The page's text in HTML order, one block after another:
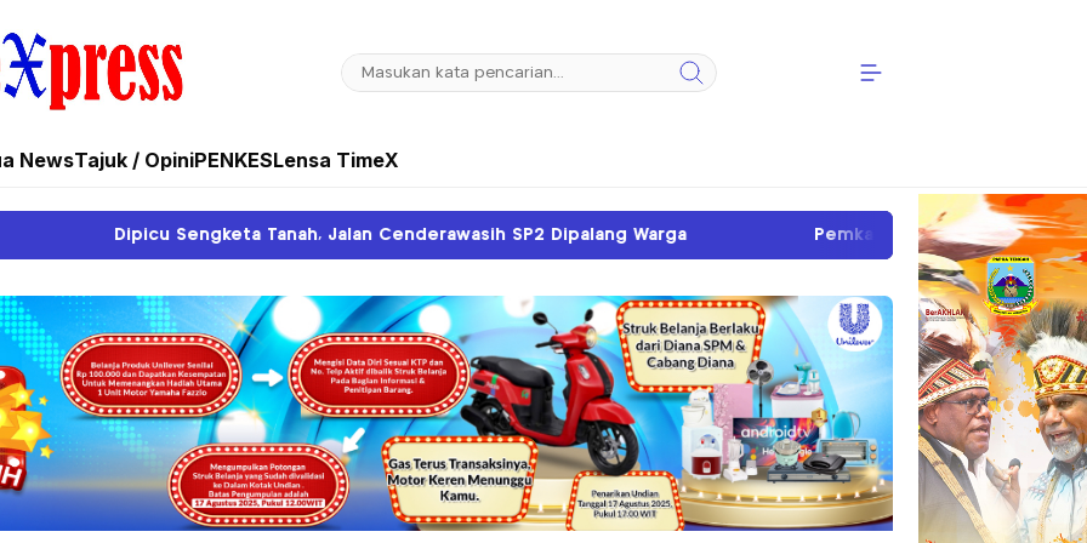
NewsTajuk / OpiniPENKESLensa TimeX
Tanah, Jalan Cenderawasih SP2 Dipalang Warga Pemkab Mimika Perkuat Ketahanan Pangan Lewat